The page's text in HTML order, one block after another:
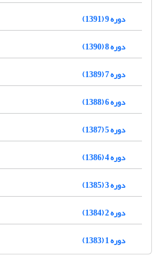
دوره 9 (1391)
دوره 8 (1390)
دوره 7 (1389)
دوره 6 (1388)
دوره 5 (1387)
دوره 4 (1386)
دوره 3 (1385)
دوره 2 (1384)
دوره 1 (1383)